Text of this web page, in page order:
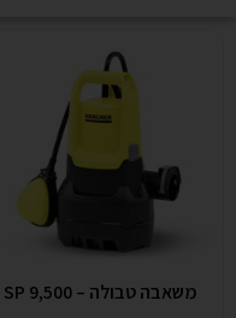
משאבה טבולה – SP 9,500